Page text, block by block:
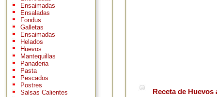
Ensaimadas
Ensaladas
Fondus
Galletas
Ensaimadas
Helados
Huevos
Mantequillas
Panaderia
Pasta
Pescados
Postres
Salsas Calientes
Receta de